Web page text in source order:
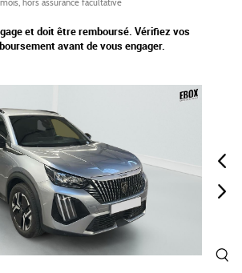
et doit être remboursé. Vérifiez vos
avant de vous engager.